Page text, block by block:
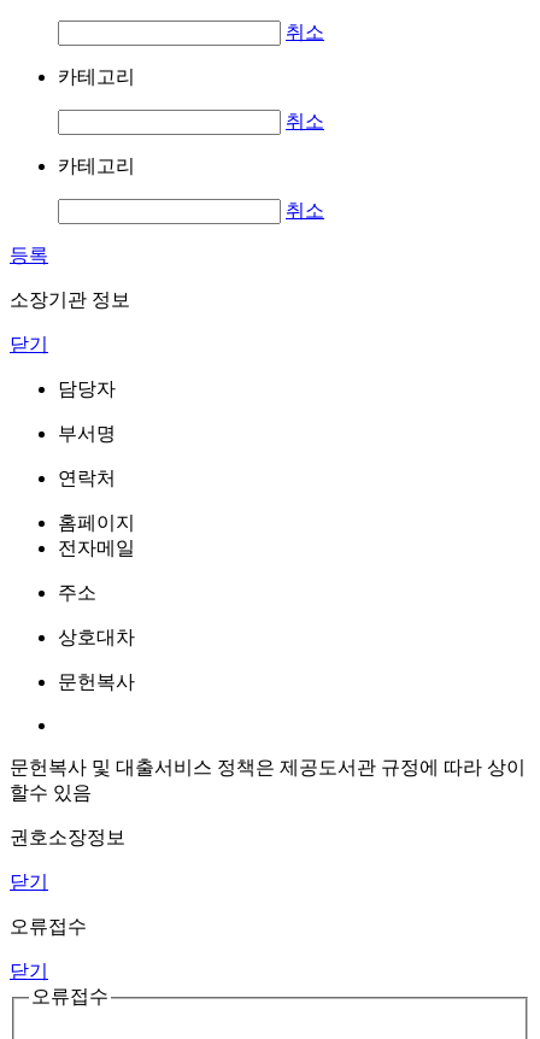
취소
카테고리
취소
카테고리
취소
등록
소장기관 정보
닫기
담당자
부서명
연락처
홈페이지
전자메일
주소
상호대차
문헌복사
문헌복사 및 대출서비스 정책은 제공도서관 규정에 따라 상이
할수 있음
권호소장정보
닫기
오류접수
닫기
오류접수